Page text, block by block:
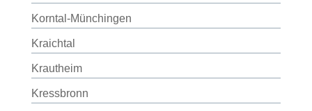
Korntal-Münchingen
Kraichtal
Krautheim
Kressbronn